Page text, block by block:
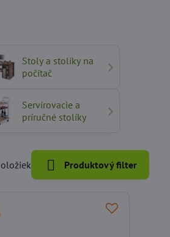
Stoly a stolíky na
počítač
Servírovacie a
príručné stolíky
Produktový filter